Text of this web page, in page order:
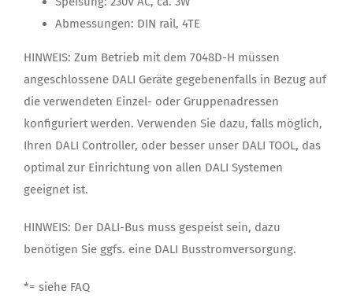
Abmessungen: DIN rail, 4TE
HINWEIS: Zum Betrieb mit dem 7048D-H müssen
angeschlossene DALI Geräte gegebenenfalls in Bezug auf
die verwendeten Einzel- oder Gruppenadressen
konfiguriert werden. Verwenden Sie dazu, falls möglich,
Ihren DALI Controller, oder besser unser DALI TOOL, das
optimal zur Einrichtung von allen DALI Systemen
geeignet ist.
HINWEIS: Der DALI-Bus muss gespeist sein, dazu
benötigen Sie ggfs. eine DALI Busstromversorgung.
*= siehe FAQ